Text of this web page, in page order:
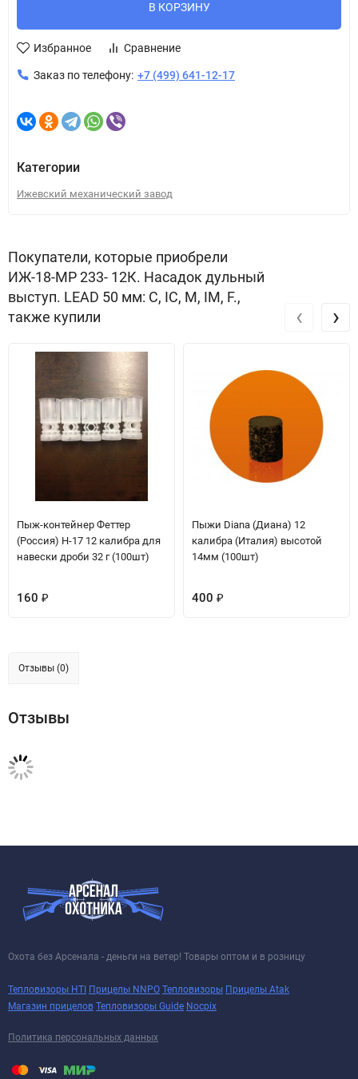
В КОРЗИНУ
Избранное Сравнение
Заказ по телефону: +7 (499) 641-12-17
Категории
Ижевский механический завод
Покупатели, которые приобрели
ИЖ-18-МР 233- 12К. Насадок дульный
выступ. LEAD 50 мм: C, IC, M, IM, F.,
также купили
Пыж-контейнер Феттер
(Россия) H-17 12 калибра для
навески дроби 32 г (100шт)
160 ₽
Пыжи Diana (Диана) 12
калибра (Италия) высотой
14мм (100шт)
400 ₽
‹ ›
Отзывы (0)
Отзывы
Охота без Арсенала - деньги на ветер! Товары оптом и в розницу
Тепловизоры HTI Прицелы NNPO Тепловизоры Прицелы Atak
Магазин прицелов Тепловизоры Guide Nocpix
Политика персональных данных